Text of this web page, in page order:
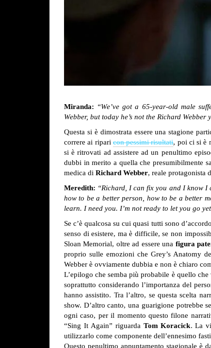
Miranda: “We’ve got a 65-year-old male
Webber, but today he’s not the Richard
Questa si è dimostrata essere una stagione
correre ai riparicon pessimi risultati, poi ci si è
si è ritrovati ad assistere ad un penultimo
dubbi in merito a quella che presumibilmente
medica di Richard Webber, reale protagonista
Meredith: “Richard, I can fix you and I know I
how to be a better person, how to be a better
learn. I need you. I’m not ready to let you go
Se c’è qualcosa su cui quasi tutti sono
senso di esistere, ma è difficile, se non
Sloan Memorial, oltre ad essere una figura
proprio sulle emozioni che Grey’s Anatomy
Webber è ovviamente dubbia e non è chiaro
L’epilogo che semba più probabile è quello
soprattutto considerando l’importanza del
hanno assistito. Tra l’altro, se questa scelta
show. D’altro canto, una guarigione potrebbe
ogni caso, per il momento questo filone
“Sing It Again” riguarda Tom Koracick. La
utilizzarlo come componente dell’ennesimo
Questo penultimo appuntamento stagionale è